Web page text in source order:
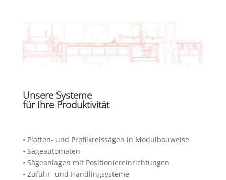
Unsere Systeme
für Ihre Produktivität
• Platten- und Profilkreissägen in Modulbauweise
• Sägeautomaten
• Sägeanlagen mit Positioniereinrichtungen
• Zuführ- und Handlingsysteme